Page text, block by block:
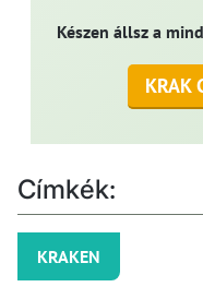
Készen állsz a
KRAK
Címkék:
KRAKEN